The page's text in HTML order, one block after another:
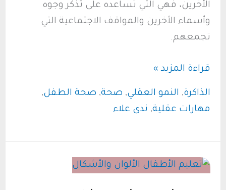
الأخرين، فهي التي تساعده على تذكر وجوه
وأسماء الأخرين والمواقف الاجتماعية التي
تجمعهم.
هذه
دليل
قراءة المزيد »
الذاكرة, النمو العقلي, صحة, صحة الطفل,
مهارات عقلية, ندى علاء